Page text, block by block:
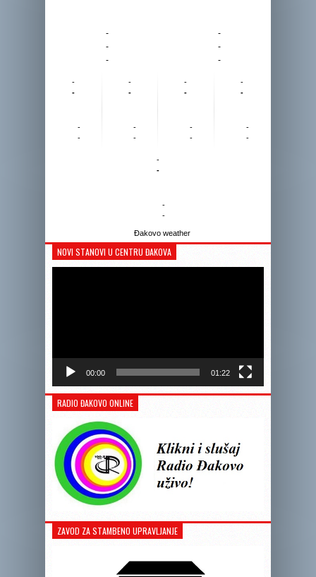
-
-
-
-
-
-
-
-
-
-
-
-
-
-
-
-
-
-
-
-
-
-
-
-
-
-
Đakovo weather
NOVI STANOVI U CENTRU ĐAKOVA
00:00 01:22
RADIO ĐAKOVO ONLINE
ZAVOD ZA STAMBENO UPRAVLJANJE